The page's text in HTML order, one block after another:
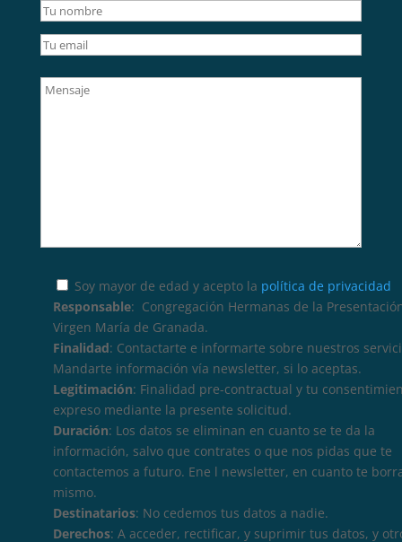
Soy mayor de edad y acepto la política de privacidad
Responsable: Congregación Hermanas de la
Virgen María de Granada.
Finalidad: Contactarte e informarte sobre nuestros
Mandarte información vía newsletter, si lo aceptas.
Legitimación: Finalidad pre-contractual y tu
expreso mediante la presente solicitud.
Duración: Los datos se eliminan en cuanto se te da la
información, salvo que contrates o que nos pidas que te
contactemos a futuro. Ene l newsletter, en cuanto te
mismo.
Destinatarios: No cedemos tus datos a nadie.
Derechos: A acceder, rectificar, y suprimir tus datos, y